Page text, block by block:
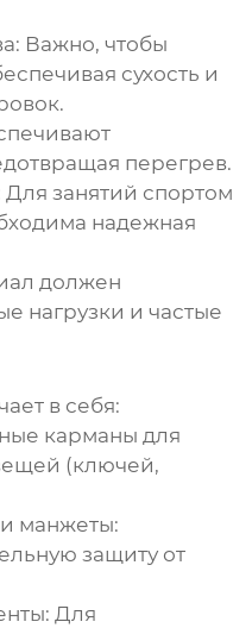
Важно, чтобы
сухость и
перегрев.
Для занятий спортом
надежная
должен
нагрузки и частые
в себя:
карманы для
(ключей,
манжеты:
защиту от
Для